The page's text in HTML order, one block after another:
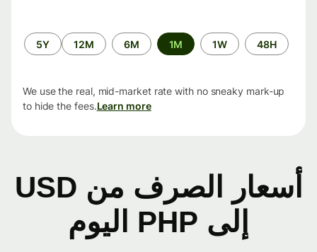
الفترة
الزمنية
48H
1W
1M
6M
12M
5Y
We use the real, mid-market rate with no sneaky mark-up
to hide the fees.Learn more
أسعار الصرف من USD
إلى PHP اليوم